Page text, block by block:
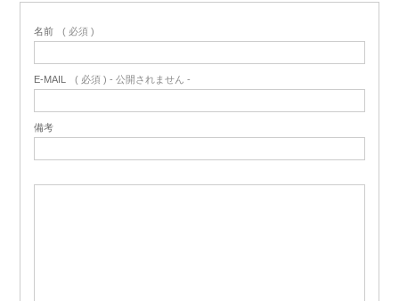
名前 ( 必須 )
E-MAIL ( 必須 ) - 公開されません -
備考